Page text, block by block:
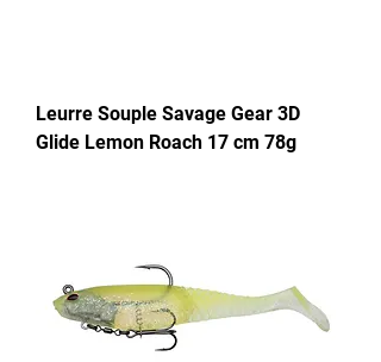
Leurre Souple Savage Gear 3D
Glide Lemon Roach 17 cm 78g